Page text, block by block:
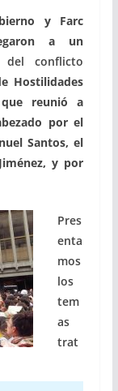
y Farc
a un
conflicto
Hostilidades
reunió a
por el
Santos, el
y por
Pres
enta
mos
los
tem
as
trat